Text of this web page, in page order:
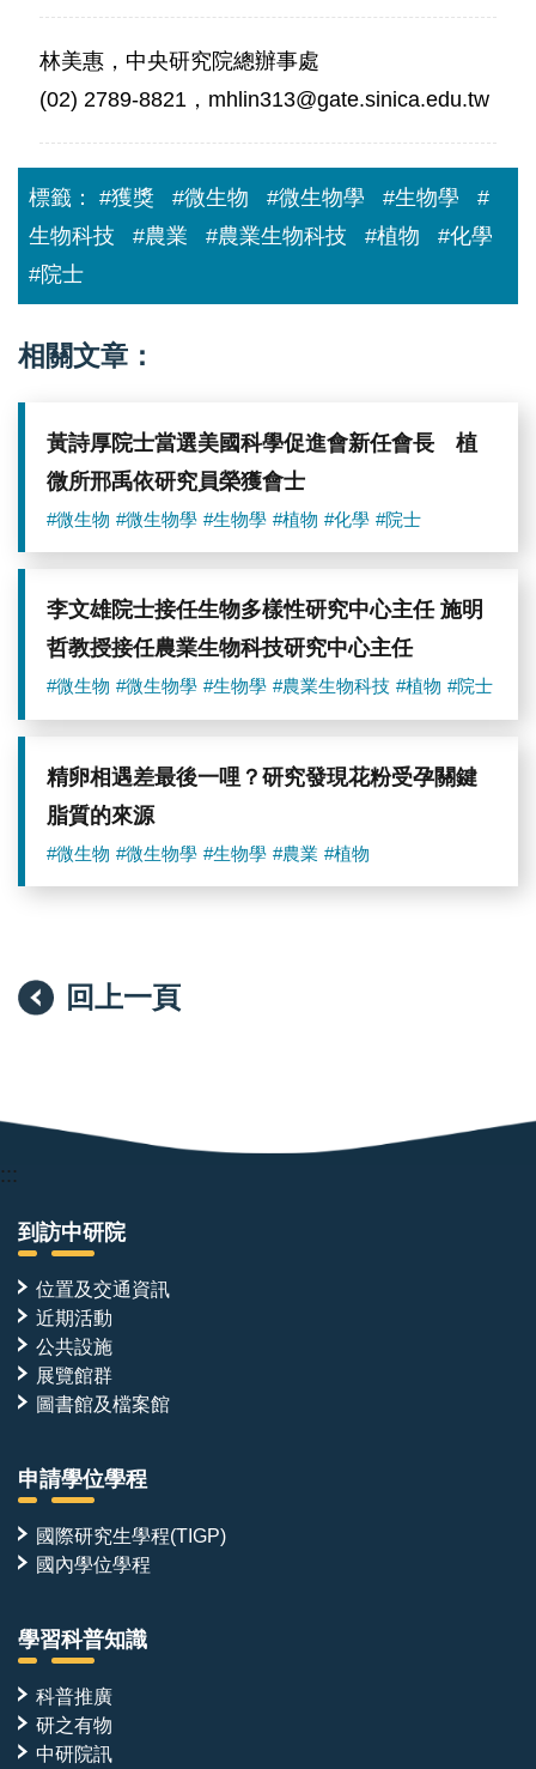
林美惠，中央研究院總辦事處
(02) 2789-8821，mhlin313@gate.sinica.edu.tw
標籤： #獲獎 #微生物 #微生物學 #生物學
#
生物科技
#農業 #農業生物科技 #植物
#化學
#院士
相關文章：
黃詩厚院士當選美國科學促進會新任會長 植
微所邢禹依研究員榮獲會士
#微生物 #微生物學 #生物學 #植物 #化學 #院士
李文雄院士接任生物多樣性研究中心主任 施明
哲教授接任農業生物科技研究中心主任
#微生物 #微生物學 #生物學 #農業生物科技 #植物 #院士
精卵相遇差最後一哩？研究發現花粉受孕關鍵
脂質的來源
#微生物 #微生物學 #生物學 #農業 #植物
回上一頁
:::
到訪中研院
位置及交通資訊
近期活動
公共設施
展覽館群
圖書館及檔案館
申請學位學程
國際研究生學程(TIGP)
國內學位學程
學習科普知識
科普推廣
研之有物
中研院訊